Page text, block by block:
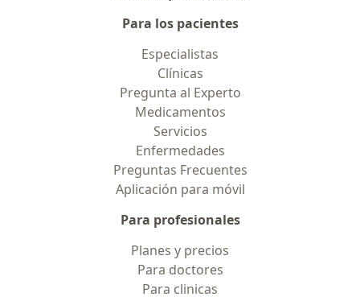
Para los pacientes
Especialistas
Clínicas
Pregunta al Experto
Medicamentos
Servicios
Enfermedades
Preguntas Frecuentes
Aplicación para móvil
Para profesionales
Planes y precios
Para doctores
Para clinicas